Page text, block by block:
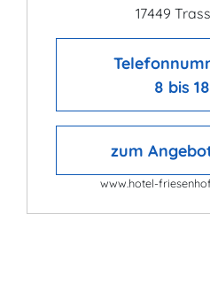
17449
8 bis
zum
www.hotel-